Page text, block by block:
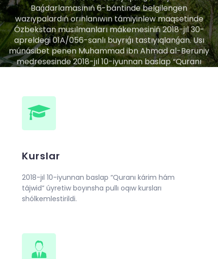
Baǵdarlamasınıń 6-bántinde belgilengen
wazıypalardıń orınlanıwın támiyinlew maqsetinde
Ózbekstan musılmanları mákemesiniń 2018-jıl 30-
apreldegi 01A/056-sanlı buyrıǵı tastıyıqlanǵan. Usı
múnásibet penen Muhammad ibn Ahmad al-Beruniy
medresesinde 2018-jıl 10-iyunnan baslap “Quranı
kárim hám tájwid” úyretiw boyınsha pullı oqıw kursları
Kurslar
2018-jıl 10-iyunnan baslap “Quranı kárim hám
tájwid” úyretiw boyınsha pullı oqıw kursları
shólkemlestirildi.